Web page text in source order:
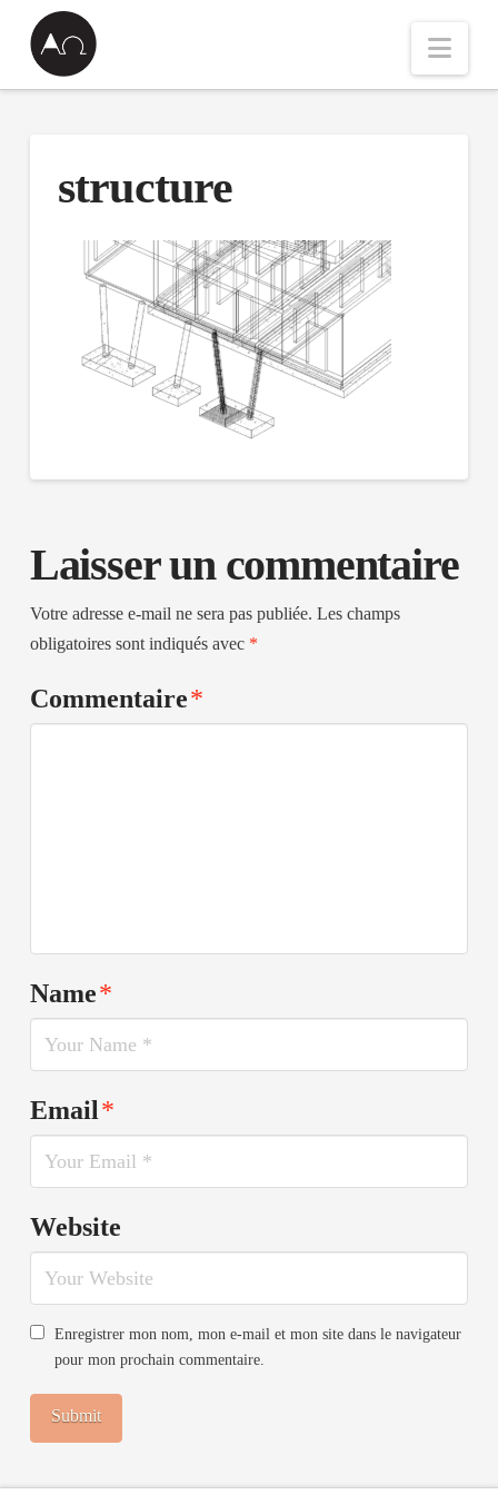
structure
Laisser un commentaire
Votre adresse e-mail ne sera pas publiée. Les champs
obligatoires sont indiqués avec *
Commentaire*
Name*
Email*
Website
Enregistrer mon nom, mon e-mail et mon site dans le navigateur
pour mon prochain commentaire.